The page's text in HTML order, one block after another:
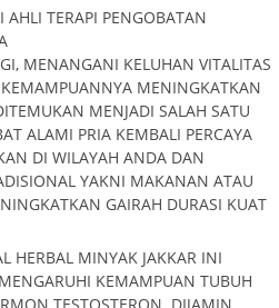
AHLI TERAPI PENGOBATAN
MENANGANI KELUHAN VITALITAS
MENINGKATKAN
MENJADI SALAH SATU
ALAMI PRIA KEMBALI PERCAYA
DI WILAYAH ANDA DAN
YAKNI MAKANAN ATAU
GAIRAH DURASI KUAT
HERBAL MINYAK JAKKAR INI
KEMAMPUAN TUBUH